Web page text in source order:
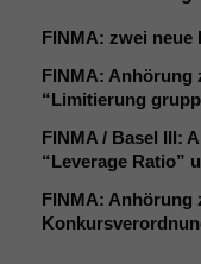
FINMA: zwei neue
FINMA: Anhörung
“Limitierung
FINMA / Basel III:
“Leverage Ratio”
FINMA: Anhörung